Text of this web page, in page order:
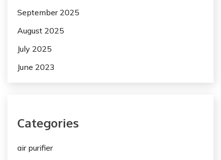
September 2025
August 2025
July 2025
June 2023
Categories
air purifier